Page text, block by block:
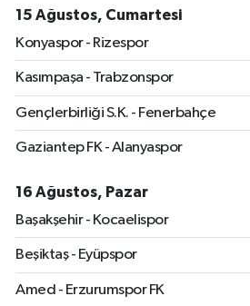
15 Ağustos, Cumartesi
Konyaspor - Rizespor
Kasımpaşa - Trabzonspor
Gençlerbirliği S.K. - Fenerbahçe
Gaziantep FK - Alanyaspor
16 Ağustos, Pazar
Başakşehir - Kocaelispor
Beşiktaş - Eyüpspor
Amed - Erzurumspor FK